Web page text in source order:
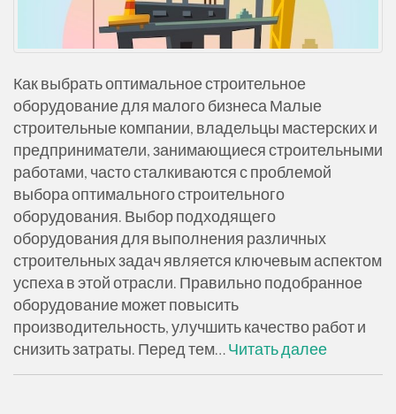
Как выбрать оптимальное строительное
оборудование для малого бизнеса Малые
строительные компании, владельцы мастерских и
предприниматели, занимающиеся строительными
работами, часто сталкиваются с проблемой
выбора оптимального строительного
оборудования. Выбор подходящего
оборудования для выполнения различных
строительных задач является ключевым аспектом
успеха в этой отрасли. Правильно подобранное
оборудование может повысить
производительность, улучшить качество работ и
снизить затраты. Перед тем…Читать далее